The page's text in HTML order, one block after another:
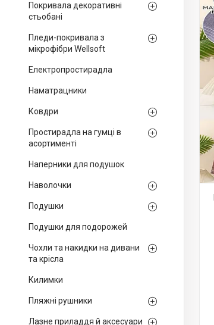
Покривала декоративні
стьобані
Пледи-покривала з
мікрофібри Wellsoft
Електропростирадла
Наматрацники
Ковдри
Простирадла на гумці в
асортименті
Наперники для подушок
Наволочки
Подушки
Подушки для подорожей
Чохли та накидки на дивани
та крісла
Килимки
Пляжні рушники
Лазне приладдя й аксесуари